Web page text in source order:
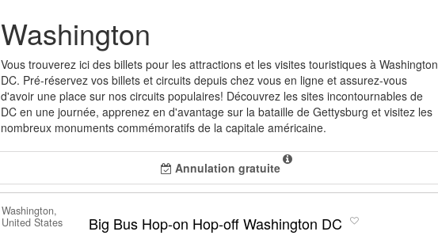
Washington
Vous trouverez ici des billets pour les attractions et les visites touristiques à Washington
DC. Pré-réservez vos billets et circuits depuis chez vous en ligne et assurez-vous
d'avoir une place sur nos circuits populaires! Découvrez les sites incontournables de
DC en une journée, apprenez en d'avantage sur la bataille de Gettysburg et visitez les
nombreux monuments commémoratifs de la capitale américaine.
Annulation gratuite
Washington,
United States
Big Bus Hop-on Hop-off Washington DC